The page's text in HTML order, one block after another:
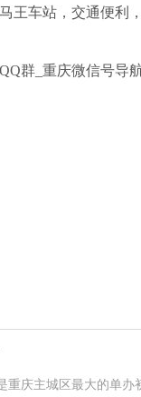
王车站，交通便利
群_重庆微信号导
重庆主城区最大的单